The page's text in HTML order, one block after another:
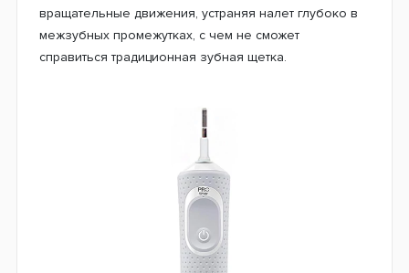
вращательные движения, устраняя налет глубоко в
межзубных промежутках, с чем не сможет
справиться традиционная зубная щетка.